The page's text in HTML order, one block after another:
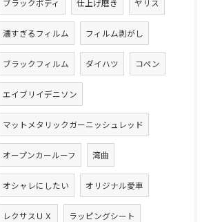
ブラックボディ 仕上げ磨き ヤリス
濃すぎるフィルム フィルム剥がし
ブラックフィルム ダイハツ コペン
エイブリイデニソン
マットメタリックガーニッシュレッド
オープンカールーフ 湾曲
オシャレにしたい オリジナル愛車
レクサスＵＸ ラッピングシート